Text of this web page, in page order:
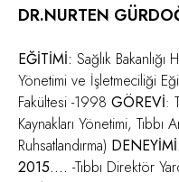
DR.NURTEN
EĞİTİMİ: Sağlık Bakanlığı
Yönetimi ve İşletmeciliği
Fakültesi -1998 GÖREVİ:
Kaynakları Yönetimi,
Ruhsatlandırma) DENEYİMİ:
2015…. -Tıbbı Direktör